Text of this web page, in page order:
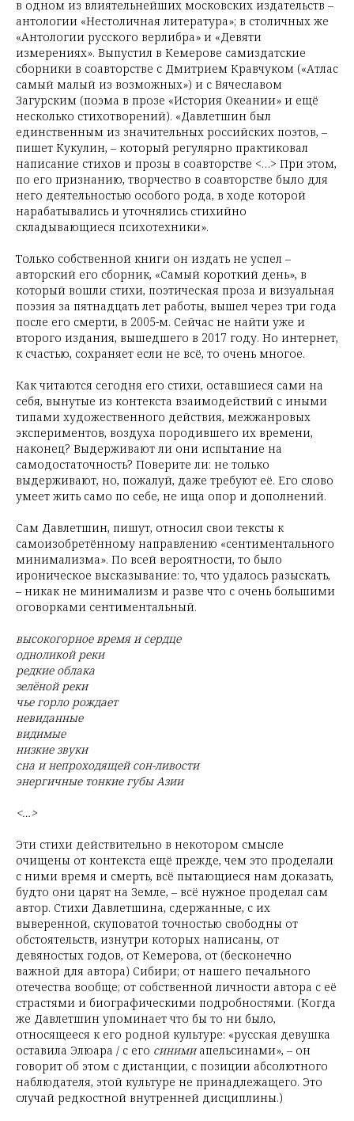
в одном из влиятельнейших московских издательств –
антологии «Нестоличная литература»; в столичных же
«Антологии русского верлибра» и «Девяти
измерениях». Выпустил в Кемерове самиздатские
сборники в соавторстве с Дмитрием Кравчуком («Атлас
самый малый из возможных») и с Вячеславом
Загурским (поэма в прозе «История Океании» и ещё
несколько стихотворений). «Давлетшин был
единственным из значительных российских поэтов, –
пишет Кукулин, – который регулярно практиковал
написание стихов и прозы в соавторстве <…> При этом,
по его признанию, творчество в соавторстве было для
него деятельностью особого рода, в ходе которой
нарабатывались и уточнялись стихийно
складывающиеся психотехники».
Только собственной книги он издать не успел –
авторский его сборник, «Самый короткий день», в
который вошли стихи, поэтическая проза и визуальная
поэзия за пятнадцать лет работы, вышел через три года
после его смерти, в 2005-м. Сейчас не найти уже и
второго издания, вышедшего в 2017 году. Но интернет,
к счастью, сохраняет если не всё, то очень многое.
Как читаются сегодня его стихи, оставшиеся сами на
себя, вынутые из контекста взаимодействий с иными
типами художественного действия, межжанровых
экспериментов, воздуха породившего их времени,
наконец? Выдерживают ли они испытание на
самодостаточность? Поверите ли: не только
выдерживают, но, пожалуй, даже требуют её. Его слово
умеет жить само по себе, не ища опор и дополнений.
Сам Давлетшин, пишут, относил свои тексты к
самоизобретённому направлению «сентиментального
минимализма». По всей вероятности, то было
ироническое высказывание: то, что удалось разыскать,
– никак не минимализм и разве что с очень большими
оговорками сентиментальный.
высокогорное время и сердце
одноликой реки
редкие облака
зелёной реки
чье горло рождает
невиданные
видимые
низкие звуки
сна и непроходящей сон-ливости
энергичные тонкие губы Азии
<…>
Эти стихи действительно в некотором смысле
очищены от контекста ещё прежде, чем это проделали
с ними время и смерть, всё пытающиеся нам доказать,
будто они царят на Земле, – всё нужное проделал сам
автор. Стихи Давлетшина, сдержанные, с их
выверенной, скуповатой точностью свободны от
обстоятельств, изнутри которых написаны, от
девяностых годов, от Кемерова, от (бесконечно
важной для автора) Сибири; от нашего печального
отечества вообще; от собственной личности автора с её
страстями и биографическими подробностями. (Когда
же Давлетшин упоминает что бы то ни было,
относящееся к его родной культуре: «русская девушка
оставила Элюара / с его синимиапельсинами», – он
говорит об этом с дистанции, с позиции абсолютного
наблюдателя, этой культуре не принадлежащего. Это
случай редкостной внутренней дисциплины.)